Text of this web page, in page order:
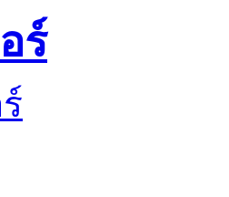
ร์